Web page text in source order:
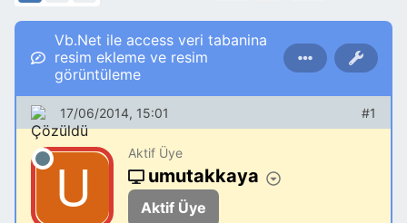
Vb.Net ile access veri tabanina
resim ekleme ve resim
görüntüleme
17/06/2014, 15:01 #1
Aktif Üye
umutakkaya
Aktif Üye